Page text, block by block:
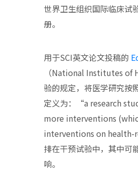
世界卫生组织国际临床
册。
用于SCI英文论文投稿的
（National Institutes of
验的规定，将医学研究
定义为：“a research
more interventions
interventions on health-
排在干预试验中，其中可
响。